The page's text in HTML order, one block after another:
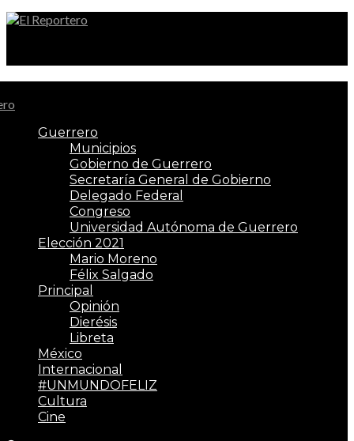
Guerrero
Municipios
Gobierno de Guerrero
Secretaría General de Gobierno
Delegado Federal
Congreso
Universidad Autónoma de Guerrero
Elección 2021
Mario Moreno
Félix Salgado
Principal
Opinión
Dierésis
Libreta
México
Internacional
#UNMUNDOFELIZ
Cultura
Cine